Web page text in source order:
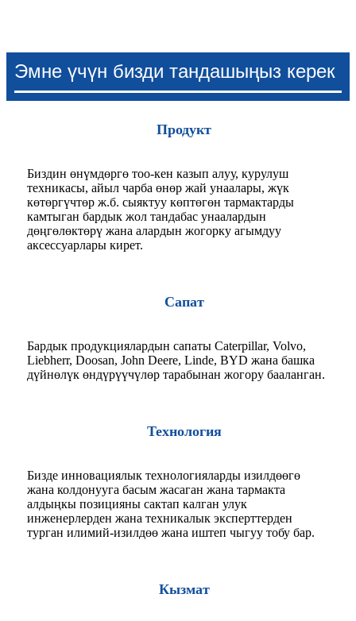
Эмне үчүн бизди тандашыңыз керек
Продукт
Биздин өнүмдөргө тоо-кен казып алуу, курулуш
техникасы, айыл чарба өнөр жай унаалары, жүк
көтөргүчтөр ж.б. сыяктуу көптөгөн тармактарды
камтыган бардык жол тандабас унаалардын
дөңгөлөктөрү жана алардын жогорку агымдуу
аксессуарлары кирет.
Сапат
Бардык продукциялардын сапаты Caterpillar, Volvo,
Liebherr, Doosan, John Deere, Linde, BYD жана башка
дүйнөлүк өндүрүүчүлөр тарабынан жогору бааланган.
Технология
Бизде инновациялык технологияларды изилдөөгө
жана колдонууга басым жасаган жана тармакта
алдыңкы позицияны сактап калган улук
инженерлерден жана техникалык эксперттерден
турган илимий-изилдөө жана иштеп чыгуу тобу бар.
Кызмат